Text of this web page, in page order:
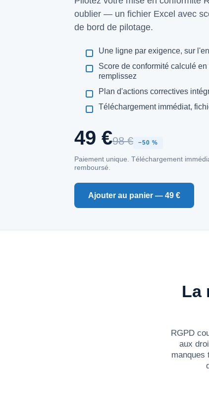
oublier — un fichier Excel avec
de bord de pilotage.
Une ligne par exigence, sur
Score de conformité calculé
remplissez
Plan d'actions correctives
Téléchargement immédiat,
49 €98 € −50 %
Paiement unique. Téléchargement
remboursé.
Ajouter au panier — 49 €
La
RGPD
aux
manques